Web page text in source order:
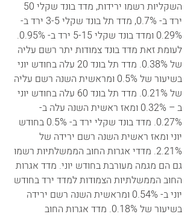
ירד ב- 0.7%, מדד תל בונד שקלי 3-5 ירד ב-
0.29% ומדד בונד שקלי 5-15 ירד ב- 0.95%.
לעומת זאת מדד בונד צמודות יתר רשם עליה
של 0.38%. מדד תל בונד 20 עלה בחודש יוני
בשיעור של 0.5% ומראשית השנה רשם עליה
של 0.21%. מדד תל בונד 60 עלה בחודש יוני
ב – 0.32% ומאז ראשית השנה עלה ב-
0.27%. מדד בונד שקלי ירד ב- 0.5% בחודש
יוני ומאז ראשית השנה רשם ירידה של
2.21%. מדדי אגרות החוב הממשלתיות רשמו
גם הם מגמה מעורבת בחודש יוני. מדד אגרות
החוב הממשלתיות הצמודות למדד ירד בחודש
יוני ב- 0.54% ומראשית השנה רשם ירידה
בשיעור של 0.18%. מדד אגרות החוב